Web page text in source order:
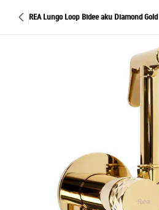
REA Lungo Loop Bidee aku Diamond Gold